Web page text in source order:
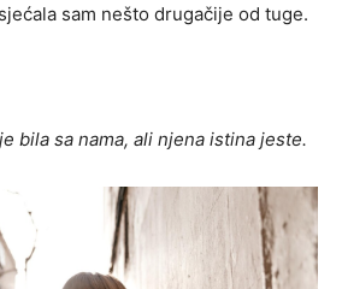
sam nešto drugačije od tuge.
bila sa nama, ali njena istina jeste.